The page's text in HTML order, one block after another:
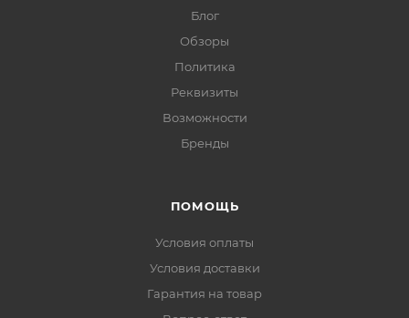
Блог
Обзоры
Политика
Реквизиты
Возможности
Бренды
ПОМОЩЬ
Условия оплаты
Условия доставки
Гарантия на товар